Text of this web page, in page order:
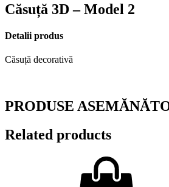
Căsuță 3D – Model 2
Detalii produs
Căsuță decorativă
PRODUSE
Related products